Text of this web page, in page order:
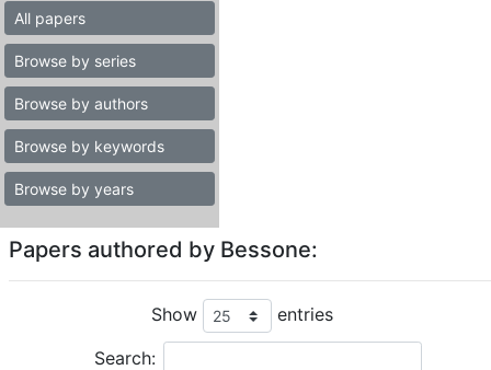
All papers
Browse by series
Browse by authors
Browse by keywords
Browse by years
Papers authored by Bessone:
Show entries
Search: